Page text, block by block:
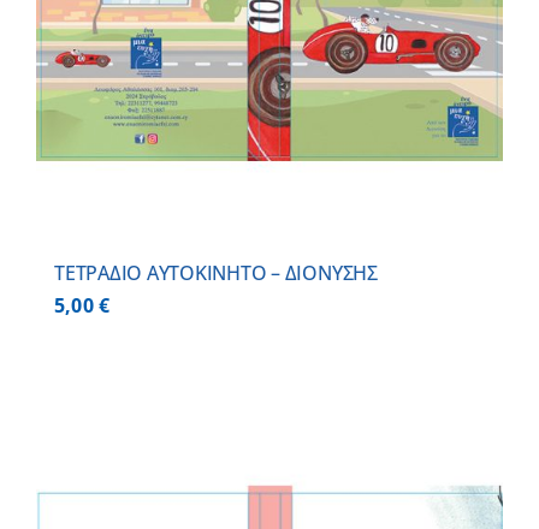
ΤΕΤΡΑΔΙΟ ΑΥΤΟΚΙΝΗΤΟ – ΔΙΟΝΥΣΗΣ
5,00€